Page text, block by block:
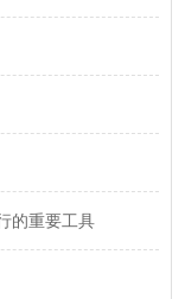
的重要工具